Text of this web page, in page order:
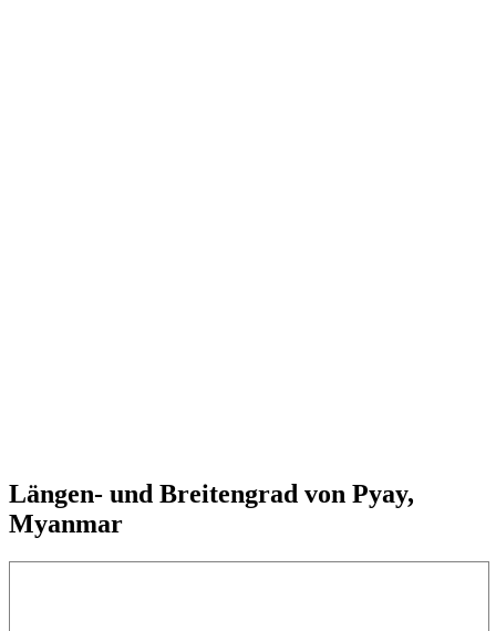
Längen- und Breitengrad von Pyay,
Myanmar